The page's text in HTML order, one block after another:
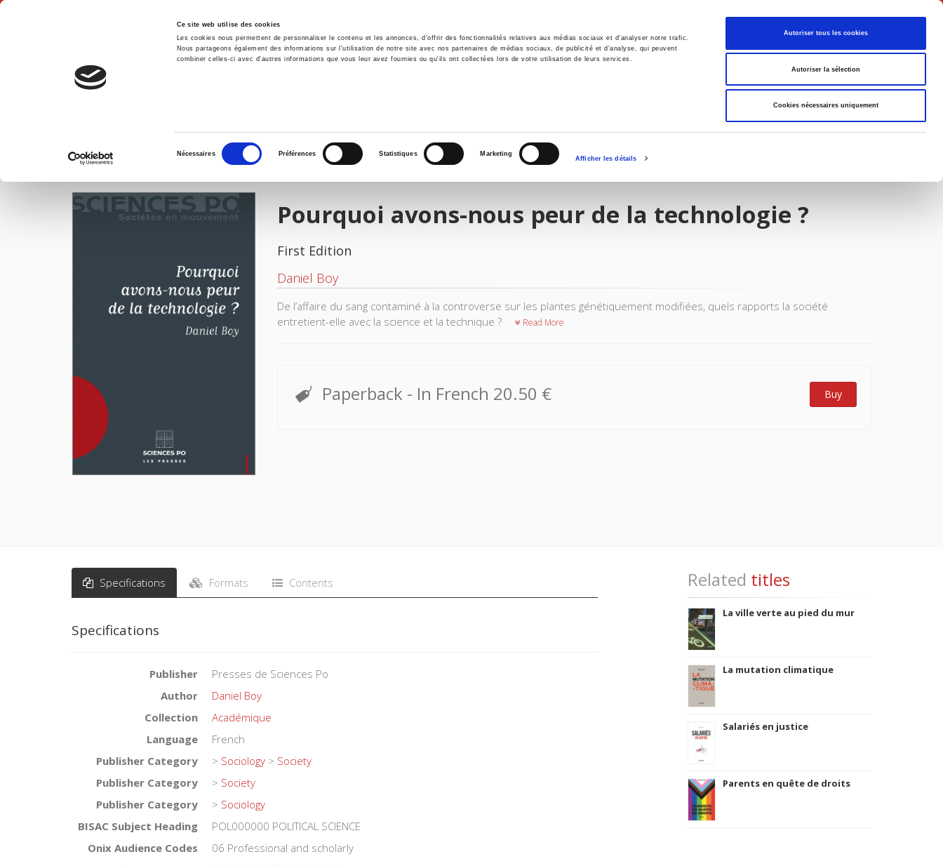
Ce site web utilise des cookies
Les cookies nous permettent de personnaliser le contenu et les annonces, d'offrir des fonctionnalités relatives aux médias sociaux et d'analyser notre trafic.
Nous partageons également des informations sur l'utilisation de notre site avec nos partenaires de médias sociaux, de publicité et d'analyse, qui peuvent
combiner celles-ci avec d'autres informations que vous leur avez fournies ou qu'ils ont collectées lors de votre utilisation de leurs services.
consentement
Nécessaires Préférences Statistiques Marketing
Afficher les détails
Autoriser tous les cookies
Autoriser la sélection
Cookies nécessaires uniquement
English
Home Environment History International Politics
IMAGES
Pourquoi avons-nous peur de la technologie ?
First Edition
Daniel Boy
De l’affaire du sang contaminé à la controverse sur les plantes génétiquement modifiées, quels rapports la société
entretient-elle avec la science et la technique ?
Read More
Paperback - In French 20.50 € Buy
Specifications Formats Contents
Specifications
Publisher
Presses de Sciences Po
Author
Daniel Boy
Collection
Académique
Language
French
Publisher Category
> Sociology > Society
Publisher Category
> Society
Publisher Category
> Sociology
BISAC Subject Heading
POL000000 POLITICAL SCIENCE
Onix Audience Codes
06 Professional and scholarly
Related titles
La ville verte au pied du mur
La mutation climatique
Salariés en justice
Parents en quête de droits